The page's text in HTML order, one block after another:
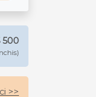
500
>>